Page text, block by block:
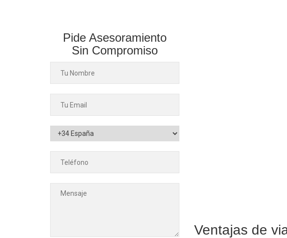
Ventajas de
Pide Asesoramiento
Sin Compromiso